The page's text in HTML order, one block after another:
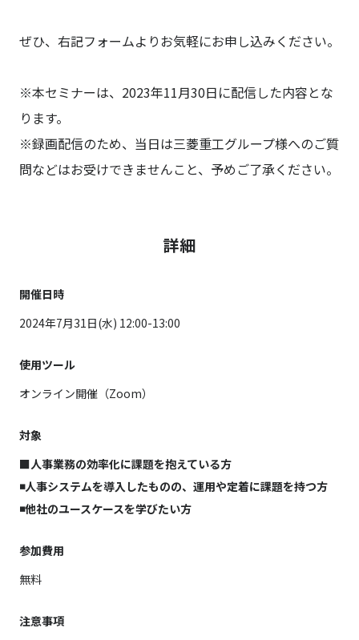
ぜひ、右記フォームよりお気軽にお申し込みください。
※本セミナーは、2023年11月30日に配信した内容とな
ります。
※録画配信のため、当日は三菱重工グループ様へのご質
問などはお受けできませんこと、予めご了承ください。
詳細
開催日時
2024年7月31日(水) 12:00-13:00
使用ツール
オンライン開催（Zoom）
対象
■人事業務の効率化に課題を抱えている方
◾️人事システムを導入したものの、運用や定着に課題を持つ方
◾️他社のユースケースを学びたい方
参加費用
無料
注意事項